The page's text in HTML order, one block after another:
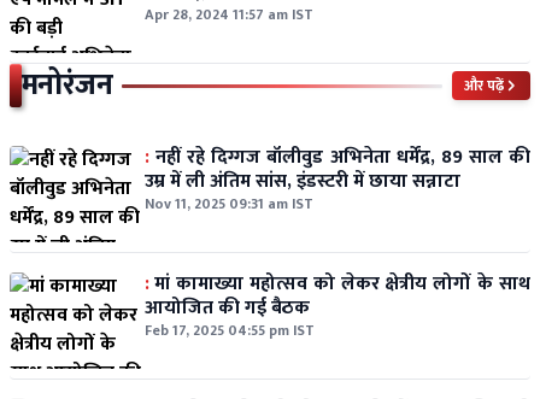
Apr 28, 2024 11:57 am IST
मनोरंजन और पढ़ें
:नहीं रहे दिग्गज बॉलीवुड अभिनेता धर्मेंद्र, 89 साल की
उम्र में ली अंतिम सांस, इंडस्टरी में छाया सन्नाटा
Nov 11, 2025 09:31 am IST
:मां कामाख्या महोत्सव को लेकर क्षेत्रीय लोगों के साथ
आयोजित की गई बैठक
Feb 17, 2025 04:55 pm IST